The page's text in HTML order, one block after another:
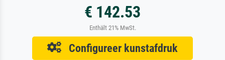
€ 142.53
Enthält 21% MwSt.
Configureer kunstafdruk